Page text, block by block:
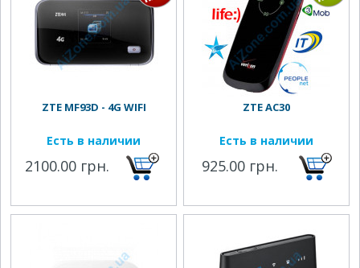
ZTE MF93D - 4G WIFI
Есть в наличии
2100.00 грн.
ZTE AC30
Есть в наличии
925.00 грн.